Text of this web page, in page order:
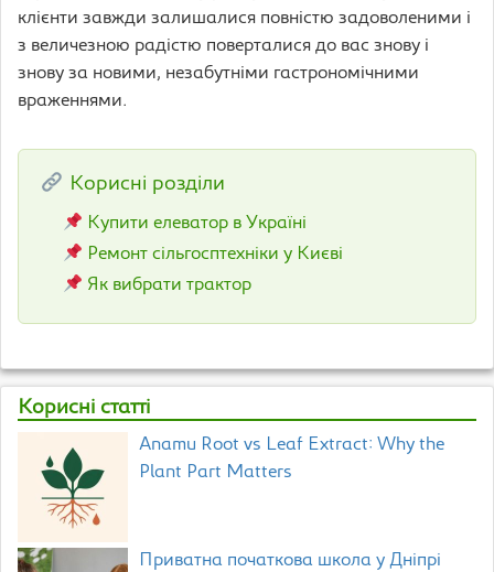
клієнти завжди залишалися повністю задоволеними і
з величезною радістю поверталися до вас знову і
знову за новими, незабутніми гастрономічними
враженнями.
Корисні розділи
Купити елеватор в Україні
Ремонт сільгосптехніки у Києві
Як вибрати трактор
Корисні статті
Anamu Root vs Leaf Extract: Why the
Plant Part Matters
Приватна початкова школа у Дніпрі